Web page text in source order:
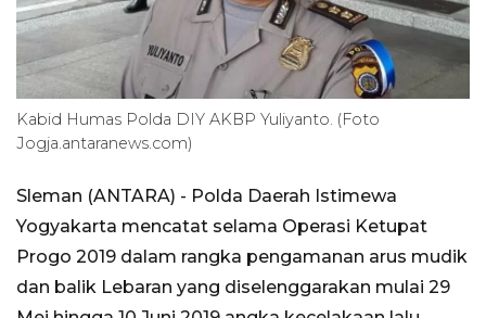
Kabid Humas Polda DIY AKBP Yuliyanto. (Foto
Jogja.antaranews.com)
Sleman (ANTARA) - Polda Daerah Istimewa
Yogyakarta mencatat selama Operasi Ketupat
Progo 2019 dalam rangka pengamanan arus mudik
dan balik Lebaran yang diselenggarakan mulai 29